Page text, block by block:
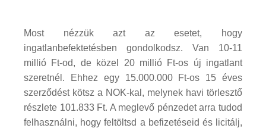
Most nézzük azt az esetet, hogy
ingatlanbefektetésben gondolkodsz. Van 10-11
millió Ft-od, de közel 20 millió Ft-os új ingatlant
szeretnél. Ehhez egy 15.000.000 Ft-os 15 éves
szerződést kötsz a NOK-kal, melynek havi törlesztő
részlete 101.833 Ft. A meglevő pénzedet arra tudod
felhasználni, hogy feltöltsd a befizetéseid és licitálj,